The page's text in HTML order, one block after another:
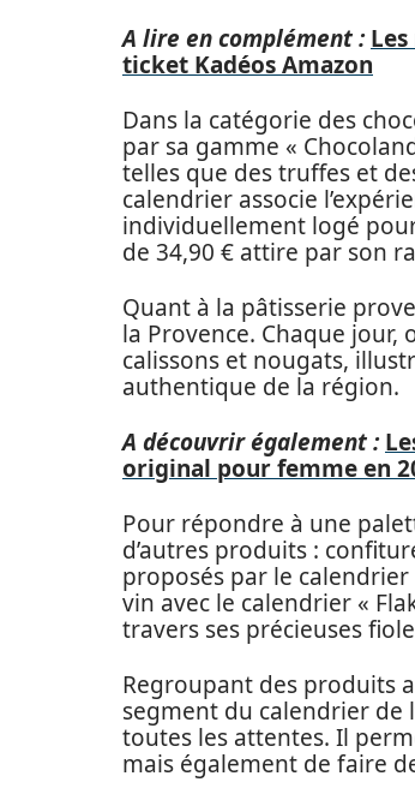
A lire en complément :
ticket Kadéos Amazon
Dans la catégorie des
par sa gamme «
telles que des truffes et
calendrier associe
individuellement logé
de 34,90 € attire par son
Quant à la pâtisserie
la Provence. Chaque
calissons et nougats,
authentique de la région.
A découvrir également :
original pour femme en
Pour répondre à une
d’autres produits :
proposés par le
vin avec le calendrier «
travers ses précieuses
Regroupant des produits
segment du calendrier de
toutes les attentes. Il
mais également de faire